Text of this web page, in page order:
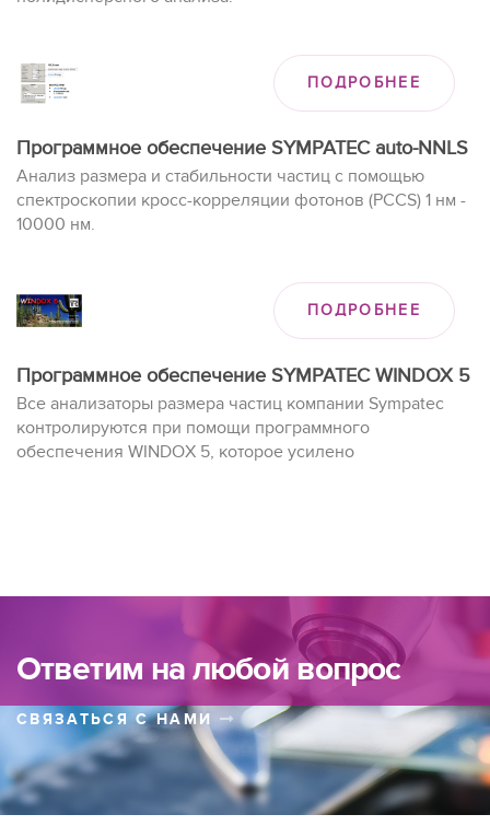
ПОДРОБНЕЕ
Программное обеспечение SYMPATEC auto-NNLS
Анализ размера и стабильности частиц с помощью
спектроскопии кросс-корреляции фотонов (PCCS) 1 нм -
10000 нм.
ПОДРОБНЕЕ
Программное обеспечение SYMPATEC WINDOX 5
Все анализаторы размера частиц компании Sympatec
контролируются при помощи программного
обеспечения WINDOX 5, которое усилено
Ответим на любой вопрос
СВЯЗАТЬСЯ С НАМИ